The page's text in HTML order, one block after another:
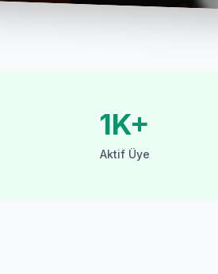
1K+
Aktif Üye